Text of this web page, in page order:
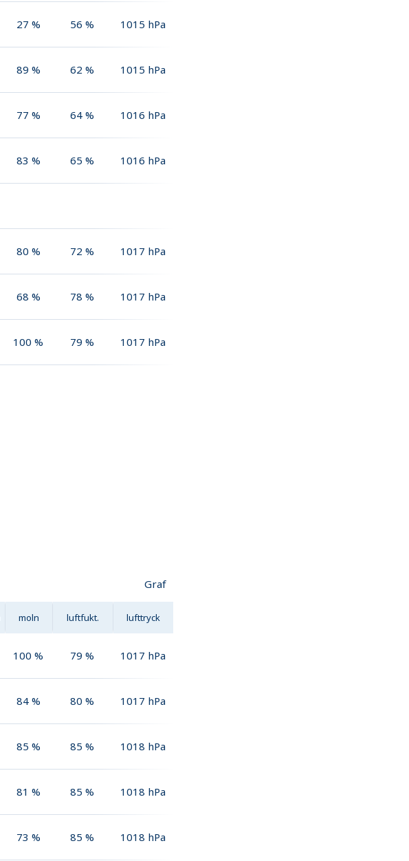
27 % 56 % 1015 hPa
89 % 62 % 1015 hPa
77 % 64 % 1016 hPa
83 % 65 % 1016 hPa
80 % 72 % 1017 hPa
68 % 78 % 1017 hPa
100 % 79 % 1017 hPa
Graf
moln luftfukt. lufttryck
100 % 79 % 1017 hPa
84 % 80 % 1017 hPa
85 % 85 % 1018 hPa
81 % 85 % 1018 hPa
73 % 85 % 1018 hPa